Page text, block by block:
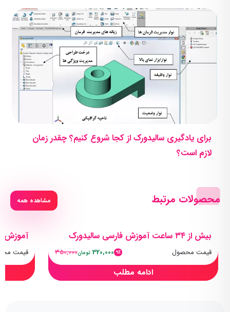
برای یادگیری سالیدورک از کجا شروع کنیم؟ چقدر زمان
لازم است؟
محصولات مرتبط مشاهده همه
بیش از ۳۴ ساعت آموزش فارسی سالیدورک
قیمت محصول 9٪ 320,000 تومان350,000
ادامه مطلب
آموزش
قیمت